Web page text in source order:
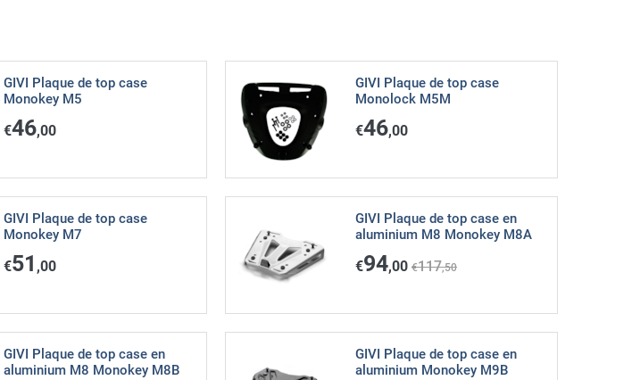
GIVI Plaque de top case
Monokey M5
€46,00
GIVI Plaque de top case
Monolock M5M
€46,00
GIVI Plaque de top case
Monokey M7
€51 ,00
GIVI Plaque de top case en
aluminium M8 Monokey M8A
€94,00 €117,50
GIVI Plaque de top case en
aluminium M8 Monokey M8B
GIVI Plaque de top case en
aluminium Monokey M9B